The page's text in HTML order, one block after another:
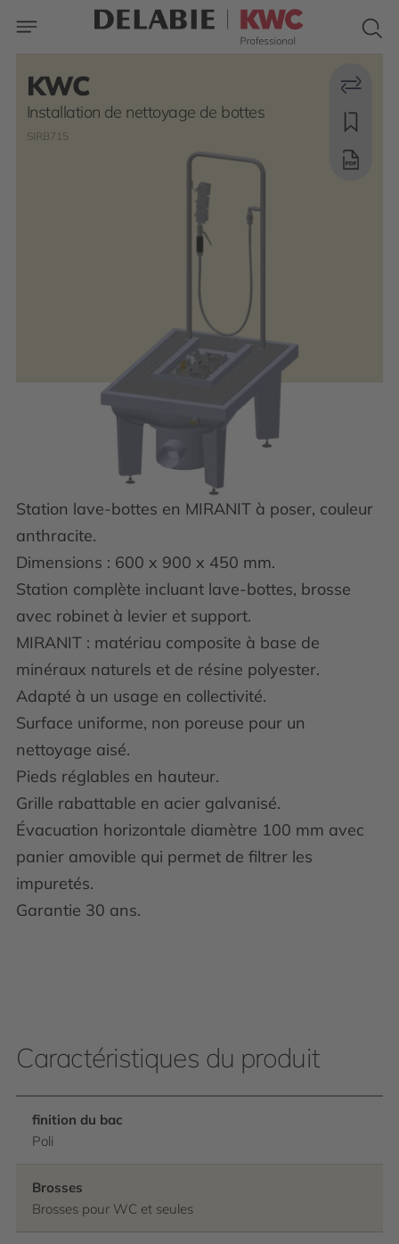
KWC
Installation de nettoyage de bottes
SIRB715
Station lave-bottes en MIRANIT à poser, couleur
anthracite.
Dimensions : 600 x 900 x 450 mm.
Station complète incluant lave-bottes, brosse
avec robinet à levier et support.
MIRANIT : matériau composite à base de
minéraux naturels et de résine polyester.
Adapté à un usage en collectivité.
Surface uniforme, non poreuse pour un
nettoyage aisé.
Pieds réglables en hauteur.
Grille rabattable en acier galvanisé.
Évacuation horizontale diamètre 100 mm avec
panier amovible qui permet de filtrer les
impuretés.
Garantie 30 ans.
Caractéristiques du produit
finition du bac
Poli
Brosses
Brosses pour WC et seules